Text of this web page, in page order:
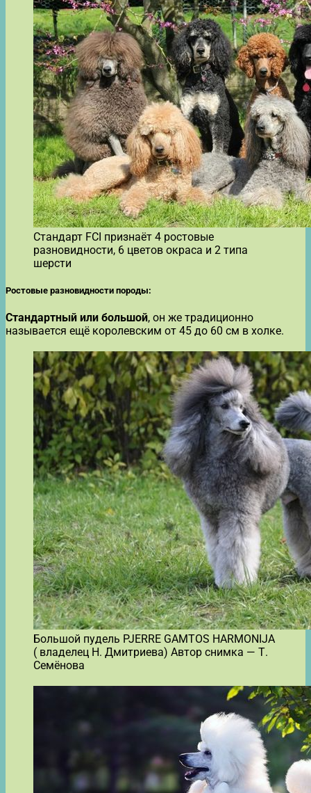
Стандарт FCI признаёт 4 ростовые
разновидности, 6 цветов окраса и 2 типа
шерсти
Ростовые разновидности породы:
Стандартный или большой, он же традиционно
называется ещё королевским от 45 до 60 см в холке.
Большой пудель PJERRE GAMTOS HARMONIJA
( владелец Н. Дмитриева) Автор снимка — Т.
Семёнова